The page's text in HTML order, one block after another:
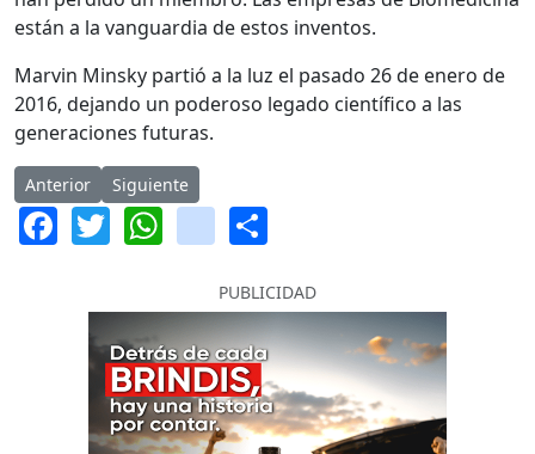
están a la vanguardia de estos inventos.
Marvin Minsky partió a la luz el pasado 26 de enero de
2016, dejando un poderoso legado científico a las
generaciones futuras.
Artículo anterior: Ettore Scola y las convicciones políticas
Anterior Artículo siguiente: Plan Paz Colombia
Siguiente
Facebook
Twitter
WhatsApp
instagram
PUBLICIDAD